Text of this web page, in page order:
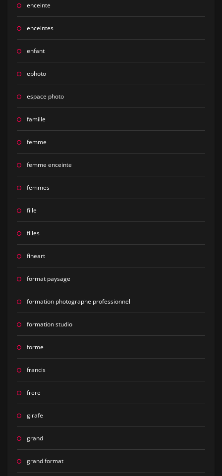
enceinte
enceintes
enfant
ephoto
espace photo
famille
femme
femme enceinte
femmes
fille
filles
fineart
format paysage
formation photographe professionnel
formation studio
forme
francis
frere
girafe
grand
grand format